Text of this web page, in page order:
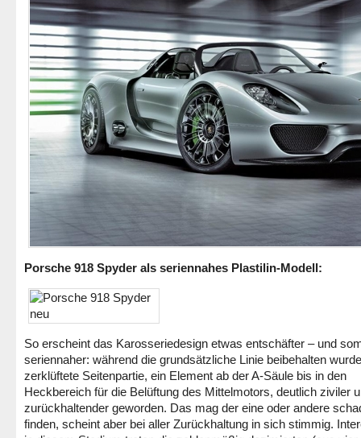
Porsche 918 Spyder als seriennahes Plastilin-Modell:
So erscheint das Karosseriedesign etwas entschäfter – und
seriennaher: während die grundsätzliche Linie beibehalten
zerklüftete Seitenpartie, ein Element ab der A-Säule bis in den
Heckbereich für die Belüftung des Mittelmotors, deutlich ziviler
zurückhaltender geworden. Das mag der eine oder andere
finden, scheint aber bei aller Zurückhaltung in sich stimmig.